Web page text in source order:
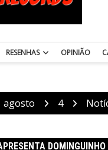
RESENHAS OPINIÃO
agosto 4
DOMINGUINHO